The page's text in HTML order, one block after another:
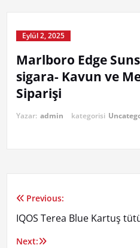
Eylül 2, 2025
Marlboro Edge
sigara- Kavun ve
Siparişi
Yazar: admin kategorisi
Yazı
gezinmesi
Previous:
IQOS Terea Blue Kartuş
Next: